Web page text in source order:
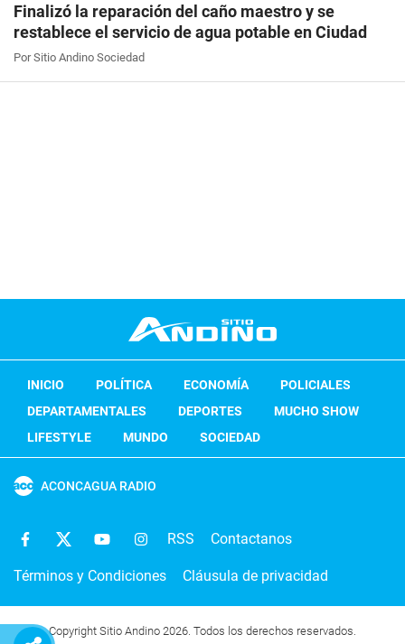
Finalizó la reparación del caño maestro y se
restablece el servicio de agua potable en Ciudad
Por Sitio Andino Sociedad
INICIO POLÍTICA ECONOMÍA
POLICIALES
DEPARTAMENTALES
DEPORTES
MUCHO SHOW
LIFESTYLE
MUNDO SOCIEDAD
ACONCAGUA RADIO
RSS Contactanos
Términos y Condiciones Cláusula de privacidad
Copyright Sitio Andino 2026. Todos los derechos reservados.